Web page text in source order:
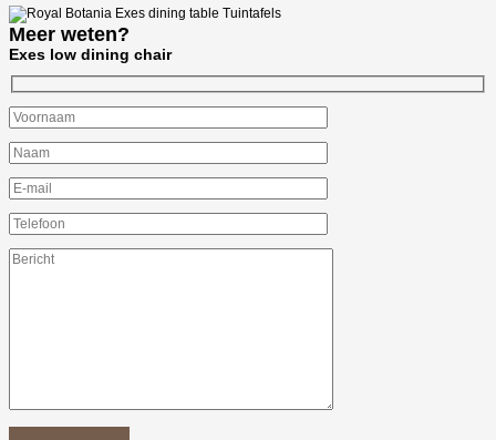
Meer weten?
Exes low dining chair